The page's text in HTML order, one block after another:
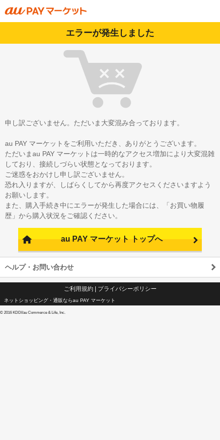
エラーが発生しました
申し訳ございません。ただいま大変混み合っております。
au PAY マーケットをご利用いただき、ありがとうございます。
ただいまau PAY マーケットは一時的なアクセス増加により大変混雑
しており、接続しづらい状態となっております。
ご迷惑をおかけし申し訳ございません。
恐れ入りますが、しばらくしてから再度アクセスくださいますよう
お願いします。
また、購入手続き中にエラーが発生した場合には、「お買い物履
歴」から購入状況をご確認ください。
au PAY マーケット トップへ
ヘルプ・お問い合わせ
ご利用規約| プライバシーポリシー
ネットショッピング・通販ならau PAY マーケット
© 2016 KDDI/au Commerce & Life, Inc.